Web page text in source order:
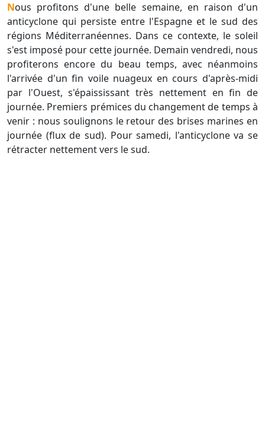
Nous profitons d'une belle semaine, en raison d'un
anticyclone qui persiste entre l'Espagne et le sud des
régions Méditerranéennes. Dans ce contexte, le soleil
s'est imposé pour cette journée. Demain vendredi, nous
profiterons encore du beau temps, avec néanmoins
l'arrivée d'un fin voile nuageux en cours d'après-midi
par l'Ouest, s'épaississant très nettement en fin de
journée. Premiers prémices du changement de temps à
venir : nous soulignons le retour des brises marines en
journée (flux de sud). Pour samedi, l'anticyclone va se
rétracter nettement vers le sud.